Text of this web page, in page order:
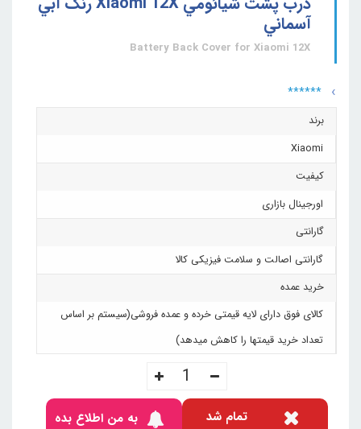
آسماني
Battery Back Cover for Xiaomi 12X
******
برند
Xiaomi
کیفیت
اورجینال بازاری
گارانتی
گارانتی اصالت و سلامت فیزیکی کالا
خرید عمده
کالای فوق دارای لایه قیمتی خرده و عمده فروشی(سیستم بر اساس
تعداد خرید قیمتها را کاهش میدهد)
تمام شد به من اطلاع بده